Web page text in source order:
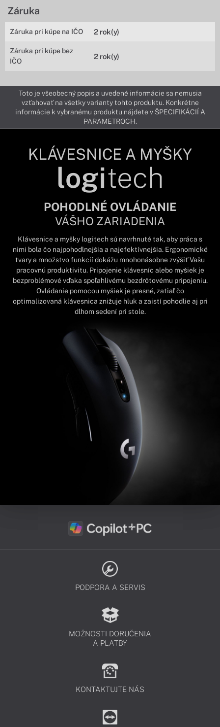
Záruka
Záruka pri kúpe na IČO 2 rok(y)
Záruka pri kúpe bez
IČO
2 rok(y)
Toto je všeobecný popis a uvedené informácie sa nemusia
vzťahovať na všetky varianty tohto produktu. Konkrétne
informácie k vybranému produktu nájdete v ŠPECIFIKÁCIÍ A
PARAMETROCH.
KLÁVESNICE A MYŠKY
logitech
POHODLNÉ OVLÁDANIE
VÁŠHO ZARIADENIA
Klávesnice a myšky logitech sú navrhnuté tak, aby práca s
nimi bola čo najpohodlnejšia a najefektívnejšia. Ergonomické
tvary a množstvo funkcií dokážu mnohonásobne zvýšiť Vašu
pracovnú produktivitu. Pripojenie klávesníc alebo myšiek je
bezproblémové vďaka spoľahlivému bezdrôtovému pripojeniu.
Ovládanie pomocou myšiek je presné, zatiaľ čo
optimalizovaná klávesnica znižuje hluk a zaistí pohodlie aj pri
dlhom sedení pri stole.
PODPORA A SERVIS
MOŽNOSTI DORUČENIA
A PLATBY
KONTAKTUJTE NÁS